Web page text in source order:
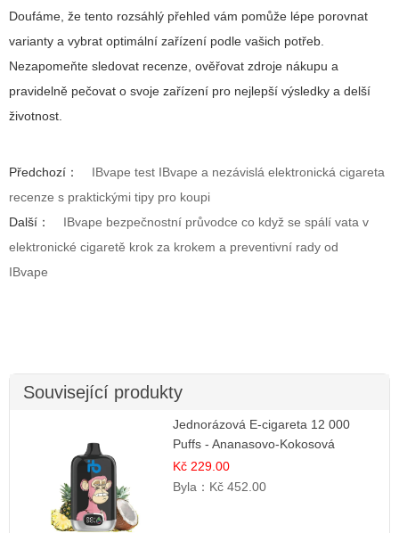
Doufáme, že tento rozsáhlý přehled vám pomůže lépe porovnat
varianty a vybrat optimální zařízení podle vašich potřeb.
Nezapomeňte sledovat recenze, ověřovat zdroje nákupu a
pravidelně pečovat o svoje zařízení pro nejlepší výsledky a delší
životnost.
Předchozí：
IBvape test IBvape a nezávislá elektronická cigareta
recenze s praktickými tipy pro koupi
Další：
IBvape bezpečnostní průvodce co když se spálí vata v
elektronické cigaretě krok za krokem a preventivní rady od
IBvape
Související produkty
Jednorázová E-cigareta 12 000
Puffs - Ananasovo-Kokosová
Zmrzlina
Kč 229.00
Byla： Kč 452.00